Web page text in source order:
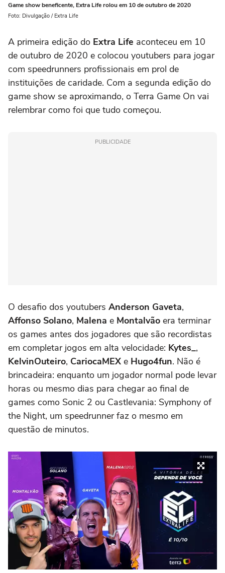
Game show beneficente, Extra Life rolou em 10 de outubro de 2020
Foto: Divulgação / Extra Life
A primeira edição do Extra Life aconteceu em 10
de outubro de 2020 e colocou youtubers para jogar
com speedrunners profissionais em prol de
instituições de caridade. Com a segunda edição do
game show se aproximando, o Terra Game On vai
relembrar como foi que tudo começou.
PUBLICIDADE
O desafio dos youtubers Anderson Gaveta,
Affonso Solano, Malena e Montalvão era terminar
os games antes dos jogadores que são recordistas
em completar jogos em alta velocidade: Kytes_,
KelvinOuteiro, CariocaMEX e Hugo4fun. Não é
brincadeira: enquanto um jogador normal pode levar
horas ou mesmo dias para chegar ao final de
games como Sonic 2 ou Castlevania: Symphony of
the Night, um speedrunner faz o mesmo em
questão de minutos.